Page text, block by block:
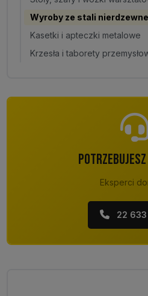
Wyroby ze stali
Kasetki i apteczki metalowe
Krzesła i taborety
Eksperci
22 633